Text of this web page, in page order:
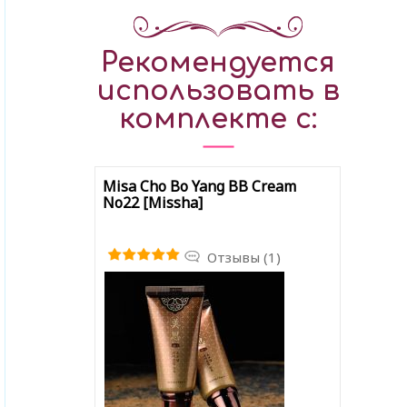
Рекомендуется
использовать в
комплекте с:
Misa Cho Bo Yang BB Cream
No22 [Missha]
Отзывы (1)